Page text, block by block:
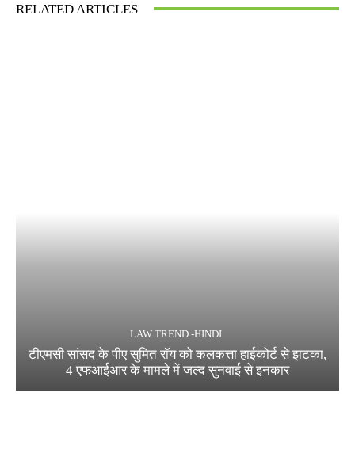
RELATED ARTICLES
LAW TREND -HINDI
टीएमसी सांसद के पीए सुमित रॉय को कलकत्ता हाईकोर्ट से झटका,
4 एफआईआर के मामले में जल्द सुनवाई से इनकार